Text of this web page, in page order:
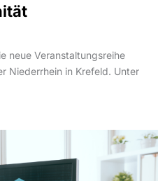
neue Veranstaltungsreihe
Niederrhein in Krefeld. Unter